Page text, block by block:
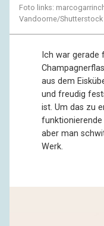
Foto links:
Vandoorne/Shutterstock
Ich war gerade
aus dem
und freudig
ist. Um das zu
funktionierende
aber man
Werk.